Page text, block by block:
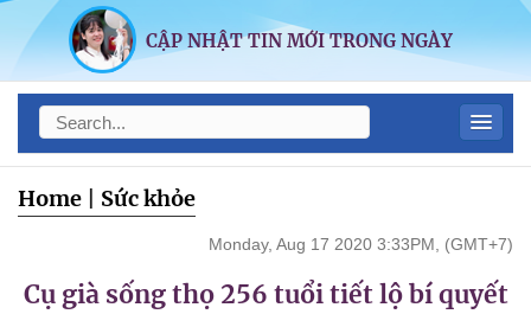
CẬP NHẬT TIN MỚI TRONG NGÀY
Home Sức khỏe
Monday, Aug 17 2020 3:33PM, (GMT+7)
Cụ già sống thọ 256 tuổi tiết lộ bí quyết